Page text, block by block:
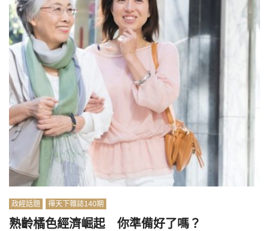
政經話題 禪天下雜誌140期
熟齡橘色經濟崛起 你準備好了嗎？